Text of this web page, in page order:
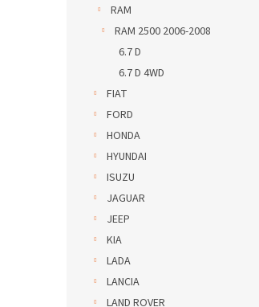
RAM
RAM 2500 2006-2008
6.7 D
6.7 D 4WD
FIAT
FORD
HONDA
HYUNDAI
ISUZU
JAGUAR
JEEP
KIA
LADA
LANCIA
LAND ROVER